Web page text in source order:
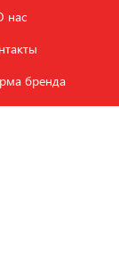
нас
бренда